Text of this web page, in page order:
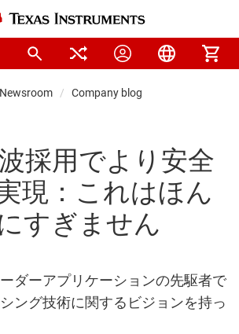
Newsroom Company blog
採用でより安全
現：これはほん
すぎません
ダーアプリケーションの先駆者で
ング技術に関するビジョンを持っ